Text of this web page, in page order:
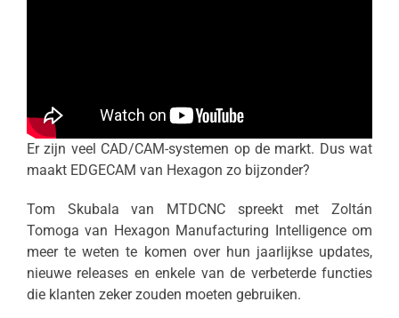
Er zijn veel CAD/CAM-systemen op de markt. Dus wat
maakt EDGECAM van Hexagon zo bijzonder?
Tom Skubala van MTDCNC spreekt met Zoltán
Tomoga van Hexagon Manufacturing Intelligence om
meer te weten te komen over hun jaarlijkse updates,
nieuwe releases en enkele van de verbeterde functies
die klanten zeker zouden moeten gebruiken.